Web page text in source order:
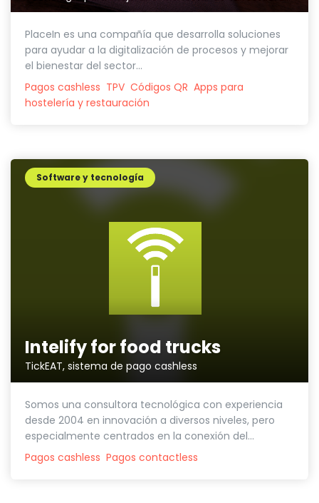
PlaceIn es una compañía que desarrolla soluciones
para ayudar a la digitalización de procesos y mejorar
el bienestar del sector...
Pagos cashless TPV Códigos QR Apps para
hostelería y restauración
Intelify for food trucks
TickEAT, sistema de pago cashless
Software y tecnología
Somos una consultora tecnológica con experiencia
desde 2004 en innovación a diversos niveles, pero
especialmente centrados en la conexión del...
Pagos cashless Pagos contactless